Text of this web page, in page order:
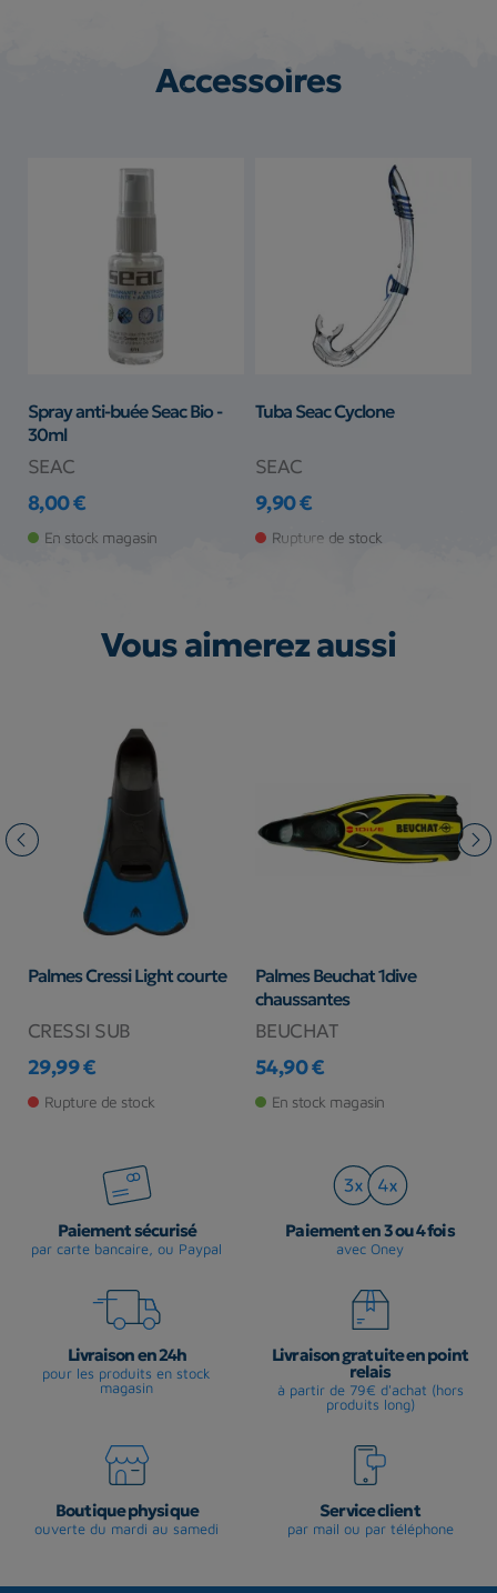
Accessoires
Spray anti-buée Seac Bio -
30ml
SEAC
Prix
8,00 €
En stock magasin
Tuba Seac Cyclone
SEAC
Prix
9,90 €
Rupture de stock
Vous aimerez aussi
Palmes Cressi Light courte
CRESSI SUB
Prix
29,99 €
Rupture de stock
Palmes Beuchat 1dive
chaussantes
BEUCHAT
Prix
54,90 €
En stock magasin
Paiement sécurisé
par carte bancaire, ou Paypal
Paiement en 3 ou 4 fois
avec Oney
Livraison en 24h
pour les produits en stock
magasin
Livraison gratuite en point
relais
à partir de 79€ d'achat (hors
produits long)
Boutique physique
ouverte du mardi au samedi
Service client
par mail ou par téléphone